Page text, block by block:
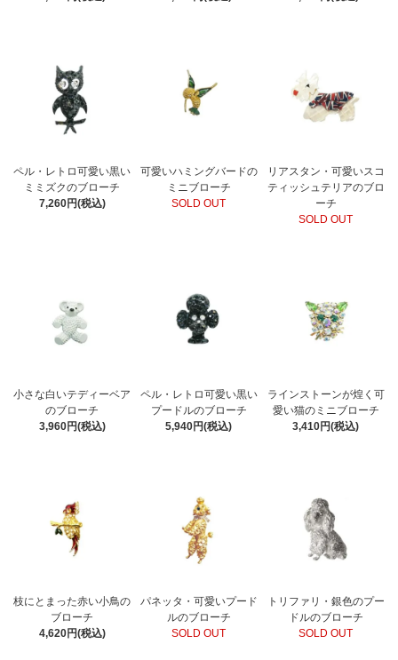
ペル・レトロ可愛い黒い
ミミズクのブローチ
7,260円(税込)
可愛いハミングバードの
ミニブローチ
SOLD OUT
リアスタン・可愛いスコ
ティッシュテリアのブロ
ーチ
SOLD OUT
小さな白いテディーベア
のブローチ
3,960円(税込)
ペル・レトロ可愛い黒い
プードルのブローチ
5,940円(税込)
ラインストーンが煌く可
愛い猫のミニブローチ
3,410円(税込)
枝にとまった赤い小鳥の
ブローチ
4,620円(税込)
パネッタ・可愛いプード
ルのブローチ
SOLD OUT
トリファリ・銀色のプー
ドルのブローチ
SOLD OUT